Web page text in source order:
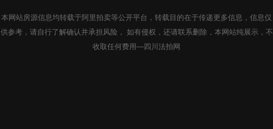
本网站房源信息均转载于阿里拍卖等公开平台，转载目的在于传递更多信息，信息仅
供参考，请自行了解确认并承担风险， 如有侵权，还请联系删除，本网站纯展示，不
收取任何费用—四川法拍网